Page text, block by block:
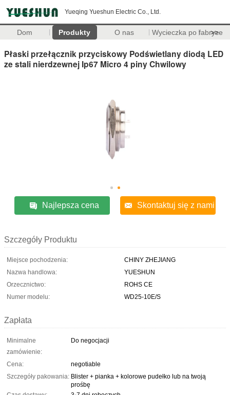
Yueqing Yueshun Electric Co., Ltd.
Dom Produkty O nas Wycieczka po fabryce
>>
Płaski przełącznik przyciskowy Podświetlany diodą LED
ze stali nierdzewnej Ip67 Micro 4 piny Chwilowy
Najlepsza cena Skontaktuj się z nami
Szczegóły Produktu
Miejsce pochodzenia:
CHINY ZHEJIANG
Nazwa handlowa:
YUESHUN
Orzecznictwo:
ROHS CE
Numer modelu:
WD25-10E/S
Zapłata
Minimalne
zamówienie:
Do negocjacji
Cena:
negotiable
Szczegóły pakowania: Blister + pianka + kolorowe pudełko lub na twoją
prośbę